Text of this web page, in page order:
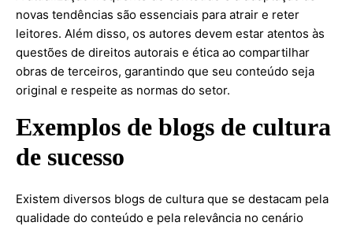
novas tendências são essenciais para atrair e reter
leitores. Além disso, os autores devem estar atentos às
questões de direitos autorais e ética ao compartilhar
obras de terceiros, garantindo que seu conteúdo seja
original e respeite as normas do setor.
Exemplos de blogs de cultura
de sucesso
Existem diversos blogs de cultura que se destacam pela
qualidade do conteúdo e pela relevância no cenário